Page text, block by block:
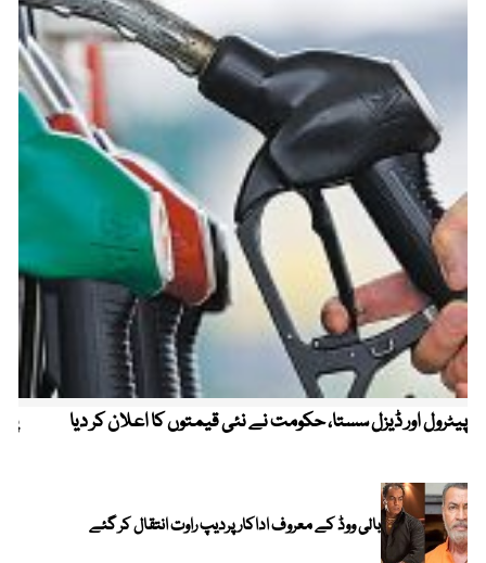
پیٹرول اور ڈیزل سستا، حکومت نے نئی قیمتوں کا اعلان کر دیا
بالی ووڈ کے معروف اداکار پردیپ راوت انتقال کر گئے